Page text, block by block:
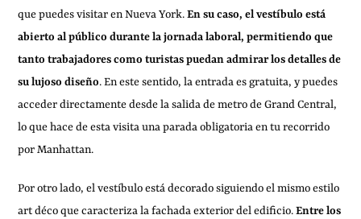
que puedes visitar en Nueva York.En su caso, el vestíbulo está
abierto al público durante la jornada laboral, permitiendo que
tanto trabajadores como turistas puedan admirar los detalles de
su lujoso diseño. En este sentido, la entrada es gratuita, y puedes
acceder directamente desde la salida de metro de Grand Central,
lo que hace de esta visita una parada obligatoria en tu recorrido
por Manhattan.
Por otro lado, el vestíbulo está decorado siguiendo el mismo estilo
art déco que caracteriza la fachada exterior del edificio.Entre los